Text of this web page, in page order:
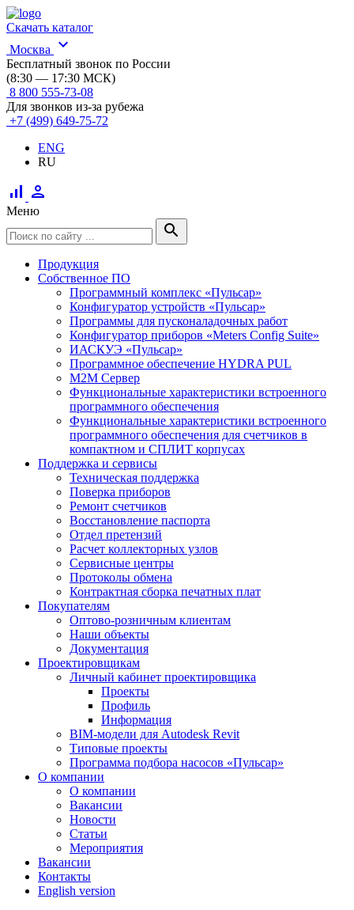
Скачать каталог
Москва
expand_more
Бесплатный звонок по России
(8:30 — 17:30 МСК)
8 800 555-73-08
Для звонков из-за рубежа
+7 (499) 649-75-72
ENG
RU
signal_cellular_alt person
Меню
search
Продукция
Собственное ПО
Программный комплекс «Пульсар»
Конфигуратор устройств «Пульсар»
Программы для пусконаладочных работ
Конфигуратор приборов «Meters Config Suite»
ИАСКУЭ «Пульсар»
Программное обеспечение HYDRA PUL
M2M Сервер
Функциональные характеристики встроенного
программного обеспечения
Функциональные характеристики встроенного
программного обеспечения для счетчиков в
компактном и СПЛИТ корпусах
Поддержка и сервисы
Техническая поддержка
Поверка приборов
Ремонт счетчиков
Восстановление паспорта
Отдел претензий
Расчет коллекторных узлов
Сервисные центры
Протоколы обмена
Контрактная сборка печатных плат
Покупателям
Оптово-розничным клиентам
Наши объекты
Документация
Проектировщикам
Личный кабинет проектировщика
Проекты
Профиль
Информация
BIM-модели для Autodesk Revit
Типовые проекты
Программа подбора насосов «Пульсар»
О компании
О компании
Вакансии
Новости
Статьи
Мероприятия
Вакансии
Контакты
English version